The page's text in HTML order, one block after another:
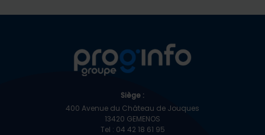
Siège :
400 Avenue du Château de Jouques
13420 GEMENOS
Tel : 04 42 18 61 95